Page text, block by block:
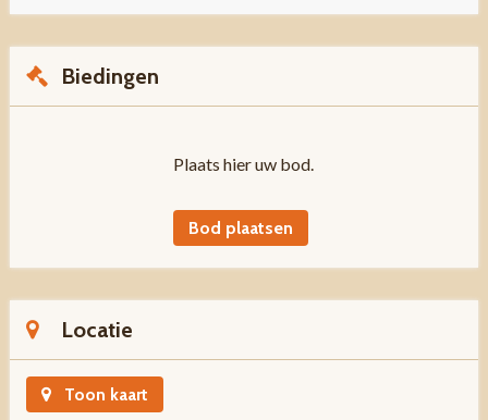
Biedingen
Plaats hier uw bod.
Bod plaatsen
Locatie
Toon kaart